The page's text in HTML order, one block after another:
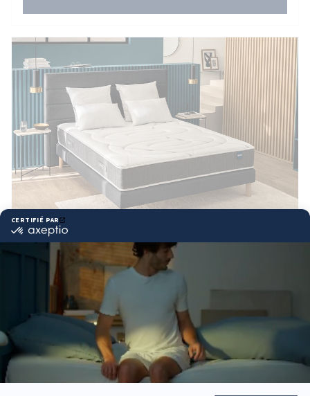
Matelas RISE UP
4.5(22 avis)
1 819,00 €
Confort le plus moelleux, 5 zones morphologiques
Adapté aux petits et moyens gabarits
BULTEX® Nano + Mémoire de forme à cœur + Bodysoft,